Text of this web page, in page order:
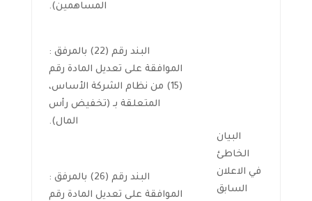
البيان
الخاطئ
في الاعلان
السابق
المساهمين).
البند رقم (22) بالمرفق :
الموافقة على تعديل المادة رقم
(15) من نظام الشركة الأساس،
المتعلقة بـ (تخفيض رأس
المال).
البند رقم (26) بالمرفق :
الموافقة على تعديل المادة رقم